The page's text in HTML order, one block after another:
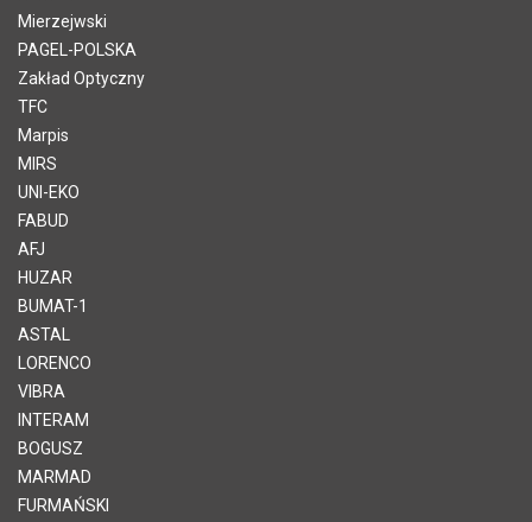
Mierzejwski
PAGEL-POLSKA
Zakład Optyczny
TFC
Marpis
MIRS
UNI-EKO
FABUD
AFJ
HUZAR
BUMAT-1
ASTAL
LORENCO
VIBRA
INTERAM
BOGUSZ
MARMAD
FURMAŃSKI